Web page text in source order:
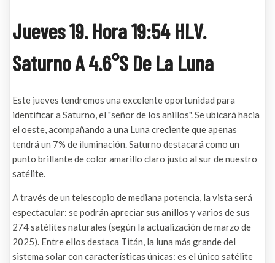
Jueves 19. Hora 19:54 HLV.
Saturno A 4.6°S De La Luna
Este jueves tendremos una excelente oportunidad para
identificar a Saturno, el "señor de los anillos". Se ubicará hacia
el oeste, acompañando a una Luna creciente que apenas
tendrá un 7% de iluminación. Saturno destacará como un
punto brillante de color amarillo claro justo al sur de nuestro
satélite.
A través de un telescopio de mediana potencia, la vista será
espectacular: se podrán apreciar sus anillos y varios de sus
274 satélites naturales (según la actualización de marzo de
2025). Entre ellos destaca Titán, la luna más grande del
sistema solar con características únicas: es el único satélite